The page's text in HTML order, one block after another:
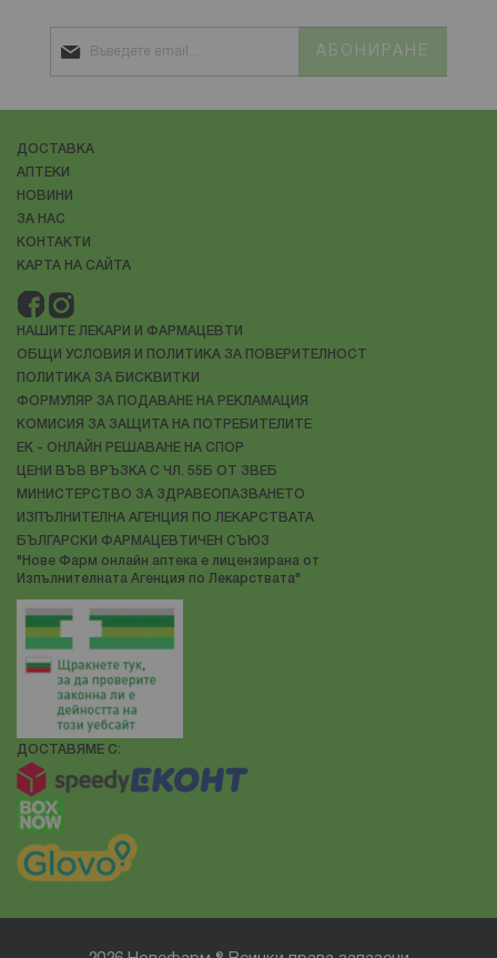
АБОНИРАНЕ
ДОСТАВКА
АПТЕКИ
НОВИНИ
ЗА НАС
КОНТАКТИ
КАРТА НА САЙТА
НАШИТЕ ЛЕКАРИ И ФАРМАЦЕВТИ
ОБЩИ УСЛОВИЯ И ПОЛИТИКА ЗА ПОВЕРИТЕЛНОСТ
ПОЛИТИКА ЗА БИСКВИТКИ
ФОРМУЛЯР ЗА ПОДАВАНЕ НА РЕКЛАМАЦИЯ
КОМИСИЯ ЗА ЗАЩИТА НА ПОТРЕБИТЕЛИТЕ
ЕК - ОНЛАЙН РЕШАВАНЕ НА СПОР
ЦЕНИ ВЪВ ВРЪЗКА С ЧЛ. 55Б ОТ ЗВЕБ
МИНИСТЕРСТВО ЗА ЗДРАВЕОПАЗВАНЕТО
ИЗПЪЛНИТЕЛНА АГЕНЦИЯ ПО ЛЕКАРСТВАТА
БЪЛГАРСКИ ФАРМАЦЕВТИЧЕН СЪЮЗ
"Нове Фарм онлайн аптека е лицензирана от
Изпълнителната Агенция по Лекарствата"
ДОСТАВЯМЕ С: